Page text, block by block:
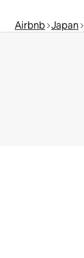
Airbnb Japan